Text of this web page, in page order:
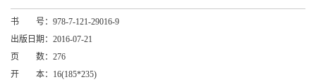
书 号： 978-7-121-29016-9
出版日期： 2016-07-21
页 数： 276
开 本： 16(185*235)